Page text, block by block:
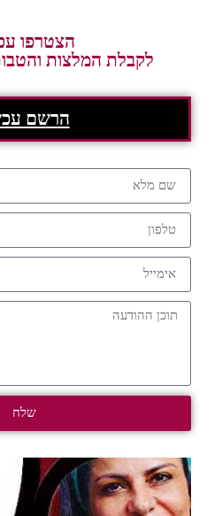
הצטרפו
לקבלת המלצות
הרשם
שלח